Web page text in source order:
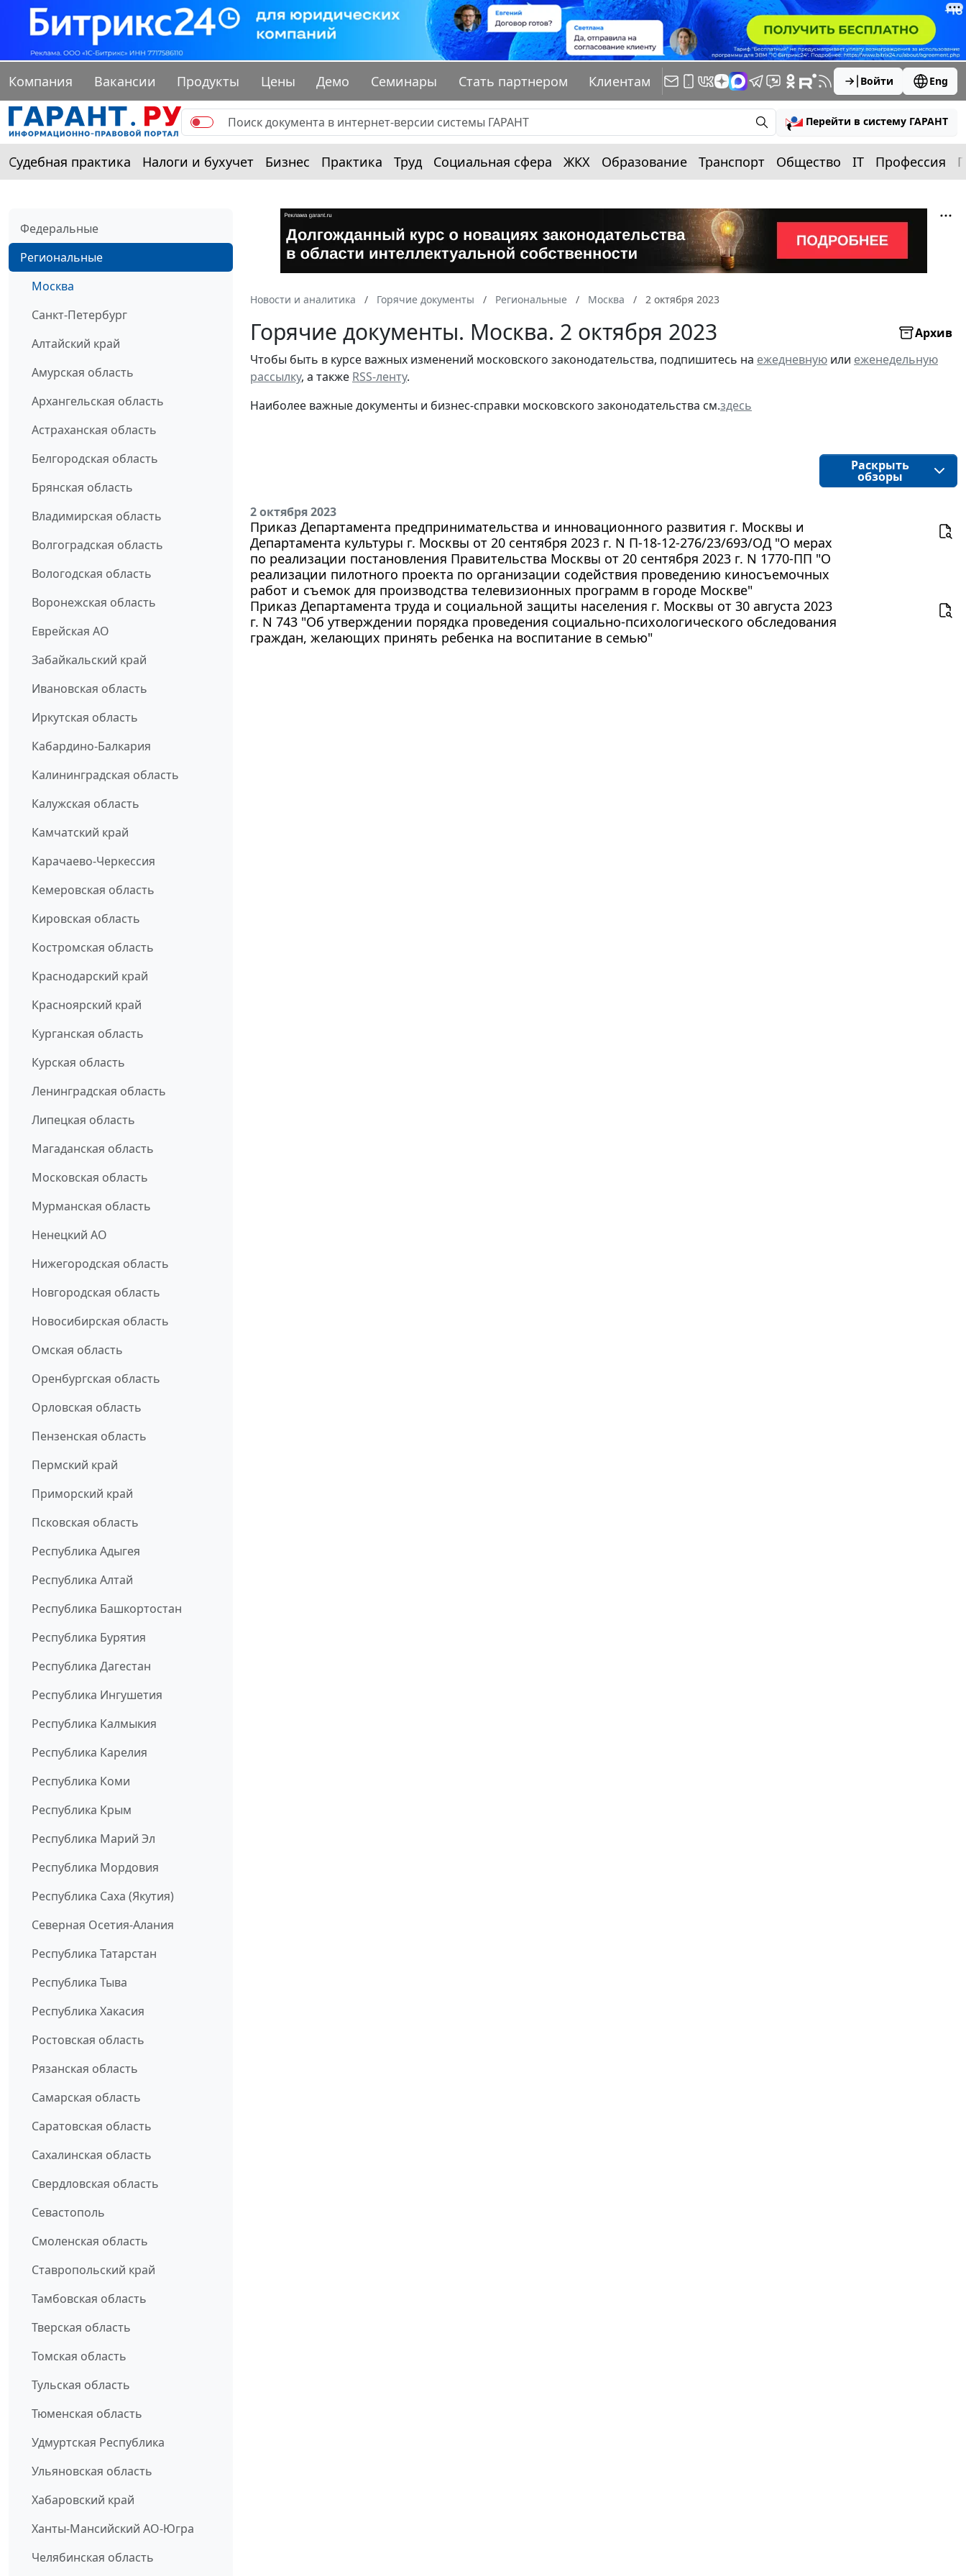
Компания Вакансии Продукты Цены Демо Семинары Стать партнером Клиентам Войти Eng
Перейти в систему ГАРАНТ
Судебная практика Налоги и бухучет Бизнес Практика Труд Социальная сфера ЖКХ Образование Транспорт Общество IT Профессия
Федеральные
Региональные
Москва
Санкт-Петербург
Алтайский край
Амурская область
Архангельская область
Астраханская область
Белгородская область
Брянская область
Владимирская область
Волгоградская область
Вологодская область
Воронежская область
Еврейская АО
Забайкальский край
Ивановская область
Иркутская область
Кабардино-Балкария
Калининградская область
Калужская область
Камчатский край
Карачаево-Черкессия
Кемеровская область
Кировская область
Костромская область
Краснодарский край
Красноярский край
Курганская область
Курская область
Ленинградская область
Липецкая область
Магаданская область
Московская область
Мурманская область
Ненецкий АО
Нижегородская область
Новгородская область
Новосибирская область
Омская область
Оренбургская область
Орловская область
Пензенская область
Пермский край
Приморский край
Псковская область
Республика Адыгея
Республика Алтай
Республика Башкортостан
Республика Бурятия
Республика Дагестан
Республика Ингушетия
Республика Калмыкия
Республика Карелия
Республика Коми
Республика Крым
Республика Марий Эл
Республика Мордовия
Республика Саха (Якутия)
Северная Осетия-Алания
Республика Татарстан
Республика Тыва
Республика Хакасия
Ростовская область
Рязанская область
Самарская область
Саратовская область
Сахалинская область
Свердловская область
Севастополь
Смоленская область
Ставропольский край
Тамбовская область
Тверская область
Томская область
Тульская область
Тюменская область
Удмуртская Республика
Ульяновская область
Хабаровский край
Ханты-Мансийский АО-Югра
Челябинская область
Новости и аналитика Горячие документы Региональные Москва 2 октября 2023
Горячие документы. Москва. 2 октября 2023
Архив
Чтобы быть в курсе важных изменений московского законодательства, подпишитесь на ежедневную или еженедельную
рассылку, а также RSS-ленту.
Наиболее важные документы и бизнес-справки московского законодательства см.здесь
Раскрыть
обзоры
2 октября 2023
Приказ Департамента предпринимательства и инновационного развития г. Москвы и
Департамента культуры г. Москвы от 20 сентября 2023 г. N П-18-12-276/23/693/ОД "О мерах
по реализации постановления Правительства Москвы от 20 сентября 2023 г. N 1770-ПП "О
реализации пилотного проекта по организации содействия проведению киносъемочных
работ и съемок для производства телевизионных программ в городе Москве"
Приказ Департамента труда и социальной защиты населения г. Москвы от 30 августа 2023
г. N 743 "Об утверждении порядка проведения социально-психологического обследования
граждан, желающих принять ребенка на воспитание в семью"